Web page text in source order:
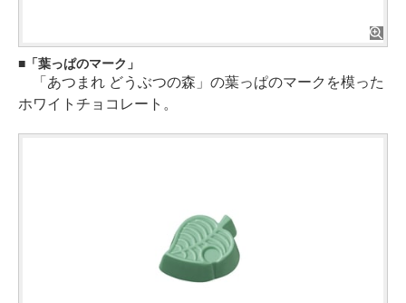
「葉っぱのマーク」
「あつまれ どうぶつの森」の葉っぱのマークを模った
ホワイトチョコレート。